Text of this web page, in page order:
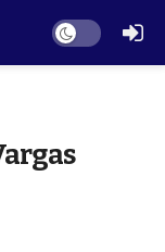
Dark mode